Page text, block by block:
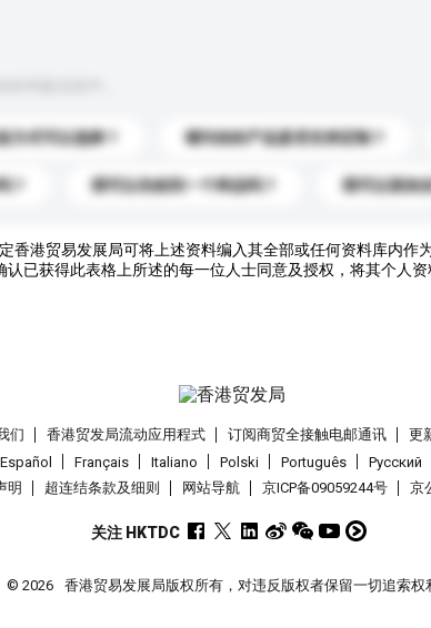
方式可以选择？ 请问你的产品是否支持定制？
？ 我可以先收到一个样品吗？ 我可以添加
香港贸易发展局可将上述资料编入其全部或任何资料库内
已获得此表格上所述的每一位人士同意及授权，将其个人资
们 香港贸发局流动应用程式 订阅商贸全接触电邮通讯 更
Español Français Italiano Polski Português Pусский
明 超连结条款及细则 网站导航 京ICP备09059244号 京
关注 HKTDC
© 2026 香港贸易发展局版权所有，对违反版权者保留一切追索权